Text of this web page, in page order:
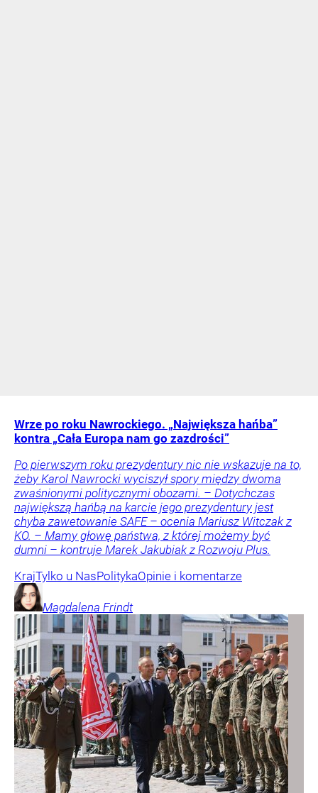
Wrze po roku Nawrockiego. „Największa hańba”
kontra „Cała Europa nam go zazdrości”
Po pierwszym roku prezydentury nic nie wskazuje na to,
żeby Karol Nawrocki wyciszył spory między dwoma
zwaśnionymi politycznymi obozami. – Dotychczas
największą hańbą na karcie jego prezydentury jest
chyba zawetowanie SAFE – ocenia Mariusz Witczak z
KO. – Mamy głowę państwa, z której możemy być
dumni – kontruje Marek Jakubiak z Rozwoju Plus.
KrajTylko u NasPolitykaOpinie i komentarze
Magdalena Frindt